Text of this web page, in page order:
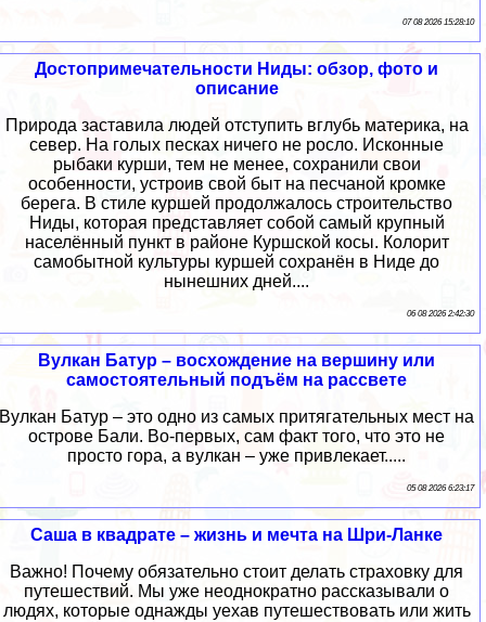
07 08 2026 15:28:10
Достопримечательности Ниды: обзор, фото и
описание
Природа заставила людей отступить вглубь материка, на
север. На голых песках ничего не росло. Исконные
рыбаки курши, тем не менее, сохранили свои
особенности, устроив свой быт на песчаной кромке
берега. В стиле куршей продолжалось строительство
Ниды, которая представляет собой самый крупный
населённый пункт в районе Куршской косы. Колорит
самобытной культуры куршей сохранён в Ниде до
нынешних дней....
06 08 2026 2:42:30
Вулкан Батур – восхождение на вершину или
самостоятельный подъём на рассвете
Вулкан Батур – это одно из самых притягательных мест на
острове Бали. Во-первых, сам факт того, что это не
просто гора, а вулкан – уже привлекает.....
05 08 2026 6:23:17
Саша в квадрате – жизнь и мечта на Шри-Ланке
Важно! Почему обязательно стоит делать страховку для
путешествий. Мы уже неоднократно рассказывали о
людях, которые однажды уехав путешествовать или жить